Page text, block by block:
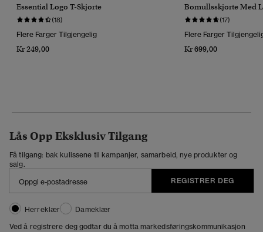
Essential Logo T-Skjorte
(18)
Flere Farger Tilgjengelig
Kr 249,00
Bomullsskjorte Med
(17)
Flere Farger
Kr 699,00
Lås Opp Eksklusiv Tilgang
Få tilgang: bak kulissene til kampanjer, samarbeid, nye produkter og
salg.
REGISTRER DEG
Herreklær
Dameklær
Ved å registrere deg godtar du å motta markedsføringskommunikasjon